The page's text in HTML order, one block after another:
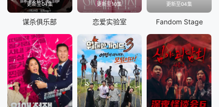
更新至04集
谋杀俱乐部
更新至10集
恋爱实验室
更新至04集
Fandom Stage